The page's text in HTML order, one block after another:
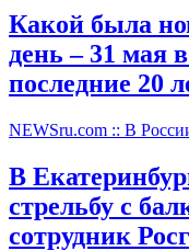
Какой была
день – 31 мая
последние 20
NEWSru.com :: В
В
стрельбу с
сотрудник